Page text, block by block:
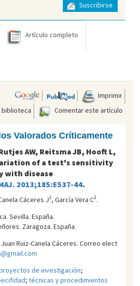
Suscribirse
Artículo completo
Imprimir
biblioteca
Comentar este artículo
Valorados Críticamente
AW, Reitsma JB, Hooft L,
of a test's sensitivity
with disease
2013;185:E537-44.
Cáceres J1, García Vera C2.
Sevilla. España.
Zaragoza. España.
Juan Ruiz-Canela Cáceres. Correo elect
de investigación;
; técnicas y procedimientos